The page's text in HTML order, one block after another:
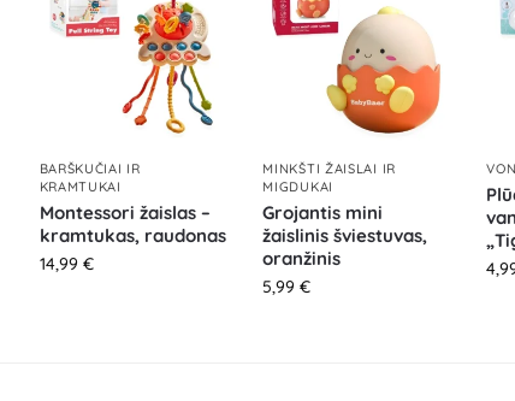
BARŠKUČIAI IR
KRAMTUKAI
Montessori žaislas –
kramtukas, raudonas
14,99 €
MINKŠTI ŽAISLAI IR
MIGDUKAI
Grojantis mini
žaislinis šviestuvas,
oranžinis
5,99€